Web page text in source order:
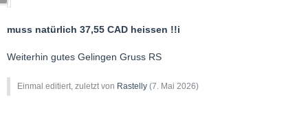
muss natürlich 37,55 CAD heissen !!i
Weiterhin gutes Gelingen Gruss RS
Einmal editiert, zuletzt von Rastelly (7. Mai 2026)